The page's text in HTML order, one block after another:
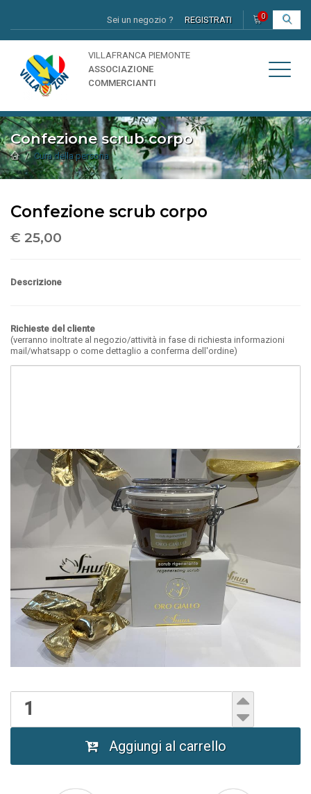
Sei un negozio ? REGISTRATI 0
VILLAFRANCA PIEMONTE
ASSOCIAZIONE
COMMERCIANTI
Confezione scrub corpo
Cura della persona
Confezione scrub corpo
€ 25,00
Descrizione
Richieste del cliente
(verranno inoltrate al negozio/attività in fase di richiesta informazioni
mail/whatsapp o come dettaglio a conferma dell'ordine)
Aggiungi al carrello